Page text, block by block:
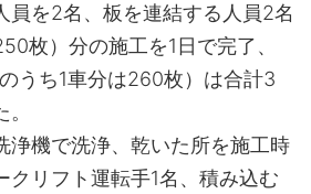
員を2名、板を連結する人員2名
枚）分の施工を1日で完了、
うち1車分は260枚）は合計3
浄機で洗浄、乾いた所を施工時
クリフト運転手1名、積み込む